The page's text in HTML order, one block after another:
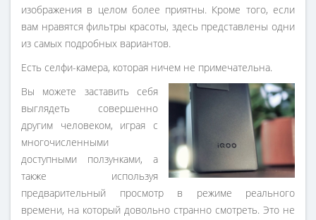
изображения в целом более приятны. Кроме того, если
вам нравятся фильтры красоты, здесь представлены одни
из самых подробных вариантов.
Есть селфи-камера, которая ничем не примечательна.
Вы можете заставить себя
выглядеть совершенно
другим человеком, играя с
многочисленными
доступными ползунками, а
также используя
предварительный просмотр в режиме реального
времени, на который довольно странно смотреть. Это не